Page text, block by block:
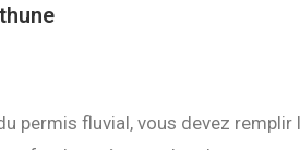
permis fluvial, vous devez